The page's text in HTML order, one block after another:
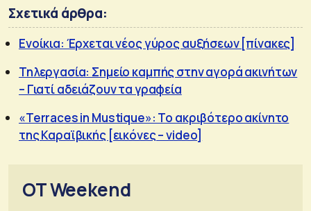
Σχετικά άρθρα:
Ενοίκια: Έρχεται νέος γύρος αυξήσεων [πίνακες]
Τηλεργασία: Σημείο καμπής στην αγορά ακινήτων
– Γιατί αδειάζουν τα γραφεία
«Terraces in Mustique»: Το ακριβότερο ακίνητο
της Καραϊβικής [εικόνες – video]
OT Weekend